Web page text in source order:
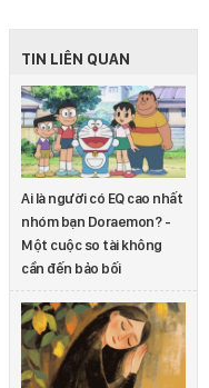
TIN LIÊN QUAN
Ai là người có EQ cao nhất
nhóm bạn Doraemon? -
Một cuộc so tài không
cần đến bảo bối